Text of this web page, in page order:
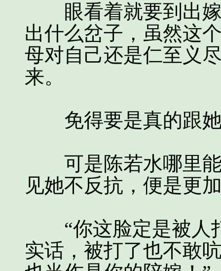
眼看着就要到出嫁
出什么岔子，虽然这
母对自己还是仁至义
来。
免得要是真的跟她
可是陈若水哪里能
见她不反抗，便是更
“你这脸定是被人
实话，被打了也不敢